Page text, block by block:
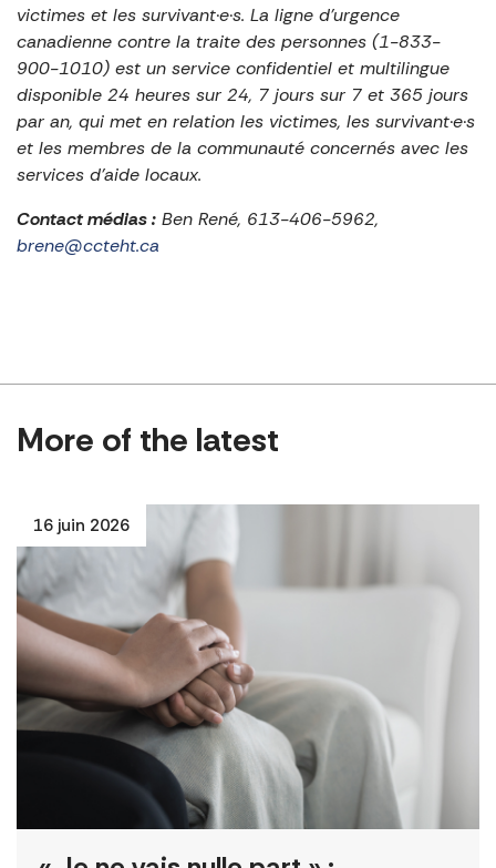
victimes et les survivant·e·s. La ligne d’urgence
canadienne contre la traite des personnes (1-833-
900-1010) est un service confidentiel et multilingue
disponible 24 heures sur 24, 7 jours sur 7 et 365 jours
par an, qui met en relation les victimes, les survivant·e·s
et les membres de la communauté concernés avec les
services d’aide locaux.
Contact médias : Ben René, 613-406-5962,
brene@ccteht.ca
More of the latest
16 juin 2026